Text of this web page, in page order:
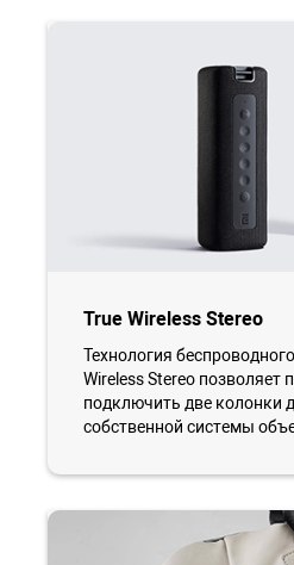
True Wireless Stereo
Технология
Wireless Stereo позволяет
подключить две колонки
собственной системы